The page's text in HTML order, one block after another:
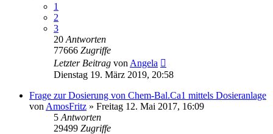
1
2
3
20 Antworten
77666 Zugriffe
Letzter Beitrag von Angela
Dienstag 19. März 2019, 20:58
Frage zur Dosierung von Chem-Bal.Ca1 mittels Dosieranlage
von AmosFritz » Freitag 12. Mai 2017, 16:09
5 Antworten
29499 Zugriffe